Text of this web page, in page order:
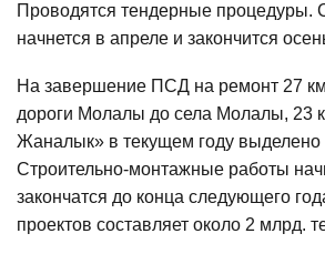
Проводятся тендерные процедуры.
начнется в апреле и закончится
На завершение ПСД на ремонт 27 км
дороги Молалы до села Молалы, 23
Жаналык» в текущем году выделено
Строительно-монтажные работы
закончатся до конца следующего
проектов составляет около 2 млрд.